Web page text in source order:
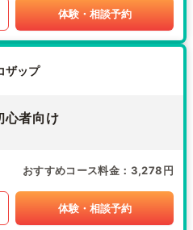
体験・相談予約
ザップ
心者向け
おすすめコース料金 3,278円
体験・相談予約